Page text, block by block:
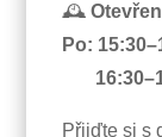
🕰
Po:
Přijďte si s